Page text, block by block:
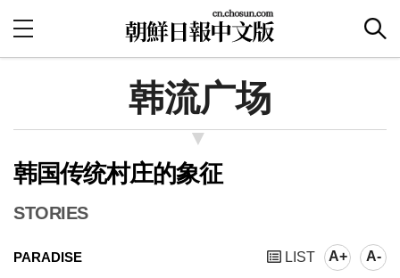
韩流广场
韩国传统村庄的象征
STORIES
PARADISE LIST A+ A-